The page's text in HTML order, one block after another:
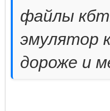
файлы
эмулятор
дороже и